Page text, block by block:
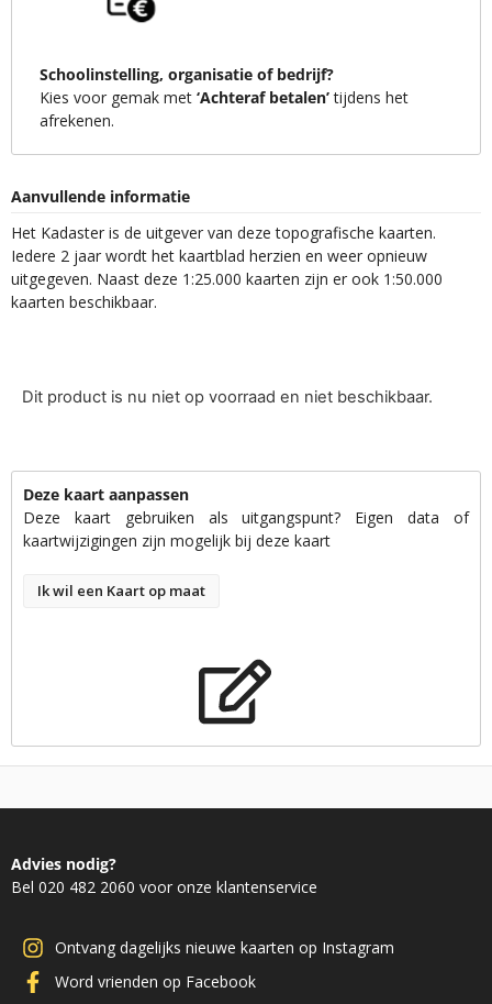
Schoolinstelling, organisatie of bedrijf?
Kies voor gemak met ‘Achteraf betalen’tijdens het
afrekenen.
Aanvullende informatie
Het Kadaster is de uitgever van deze topografische kaarten.
Iedere 2 jaar wordt het kaartblad herzien en weer opnieuw
uitgegeven. Naast deze 1:25.000 kaarten zijn er ook 1:50.000
kaarten beschikbaar.
Dit product is nu niet op voorraad en niet beschikbaar.
Deze kaart aanpassen
Deze kaart gebruiken als uitgangspunt? Eigen data of
kaartwijzigingen zijn mogelijk bij deze kaart
Ik wil een Kaart op maat
Advies nodig?
Bel 020 482 2060 voor onze klantenservice
Ontvang dagelijks nieuwe kaarten op Instagram
Word vrienden op Facebook